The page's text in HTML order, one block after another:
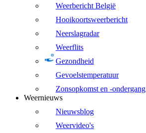
Weerbericht België
Hooikoortsweerbericht
Neerslagradar
Weerflits
Gezondheid
Gevoelstemperatuur
Zonsopkomst en -ondergang
Weernieuws
Nieuwsblog
Weervideo's